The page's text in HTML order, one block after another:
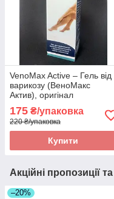
VenoMax Active – Гель від
варикозу (ВеноМакс
Актив), оригінал
175 ₴/упаковка
220 ₴/упаковка
Купити
Акційні пропозиції
–20%